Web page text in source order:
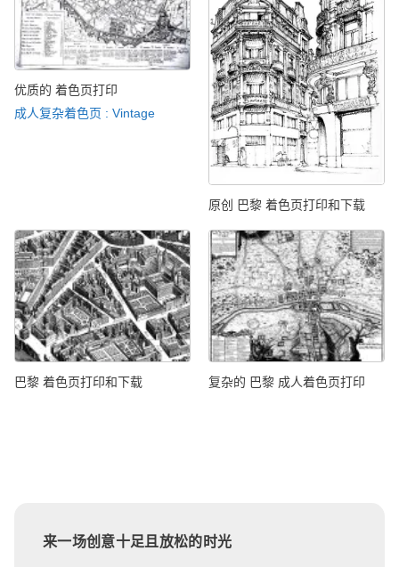
优质的 着色页打印
成人复杂着色页 : Vintage
原创 巴黎 着色页打印和下载
巴黎 着色页打印和下载 复杂的 巴黎 成人着色页打印
来一场创意十足且放松的时光